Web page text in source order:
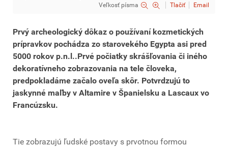
Veľkosť písma
Tlačiť Email
Prvý archeologický dôkaz o používaní kozmetických
prípravkov pochádza zo starovekého Egypta asi pred
5000 rokov p.n.l..Prvé počiatky skrášľovania či iného
dekoratívneho zobrazovania na tele človeka,
predpokladáme začalo oveľa skôr. Potvrdzujú to
jaskynné maľby v Altamire v Španielsku a Lascaux vo
Francúzsku.
Tie zobrazujú ľudské postavy s prvotnou formou